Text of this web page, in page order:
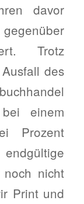
davor
Trotz
des
einem
Prozent
nicht
Print und